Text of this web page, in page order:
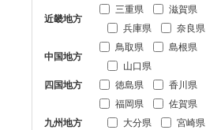
近畿地方
三重県 滋賀県
兵庫県
奈良県
中国地方
鳥取県 島根県
山口県
四国地方
徳島県 香川県
九州地方
福岡県 佐賀県
大分県
宮崎県